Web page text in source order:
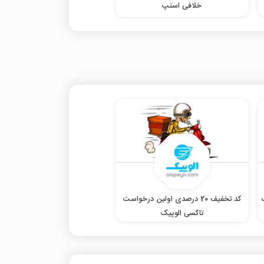
خلافی اسنپ
کد تخفیف 20 درصدی اولین درخواست
تاکسی الوپیک